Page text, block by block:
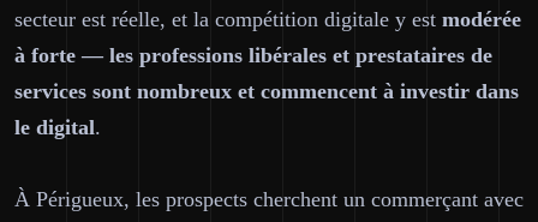
secteur est réelle, et la compétition digitale y est modérée
à forte — les professions libérales et prestataires de
services sont nombreux et commencent à investir dans
le digital.
À Périgueux, les prospects cherchent un commerçant avec